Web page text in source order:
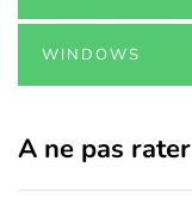
WINDOWS
A ne pas rater